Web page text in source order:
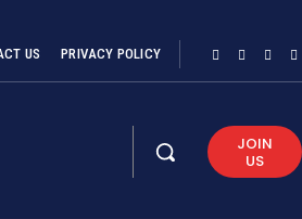
US PRIVACY POLICY
JOIN
US